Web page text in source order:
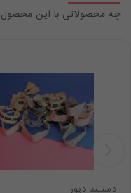
چه محصولاتی با این محصول
دستبند دیور